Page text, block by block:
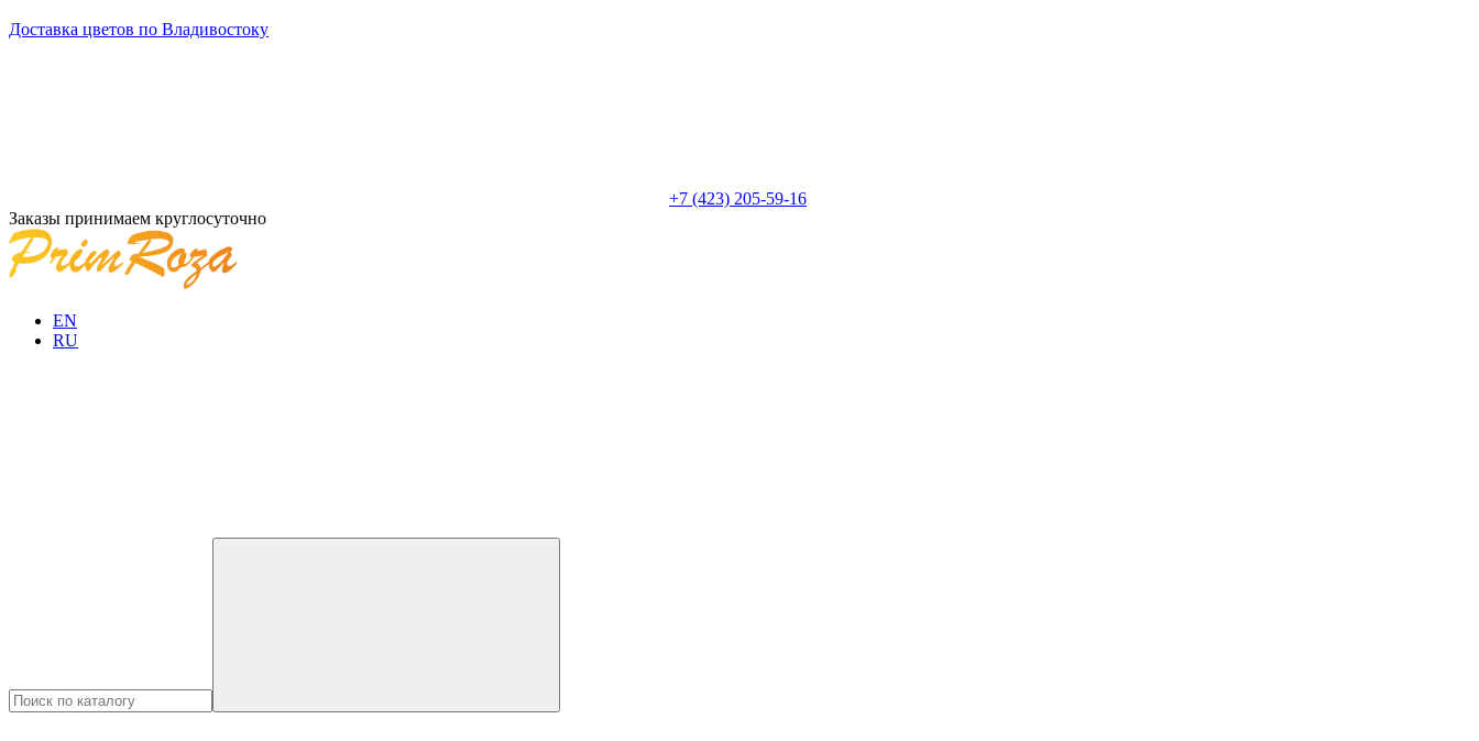
Доставка цветов по Владивостоку
+7 (423) 205-59-16
Заказы принимаем круглосуточно
EN
RU